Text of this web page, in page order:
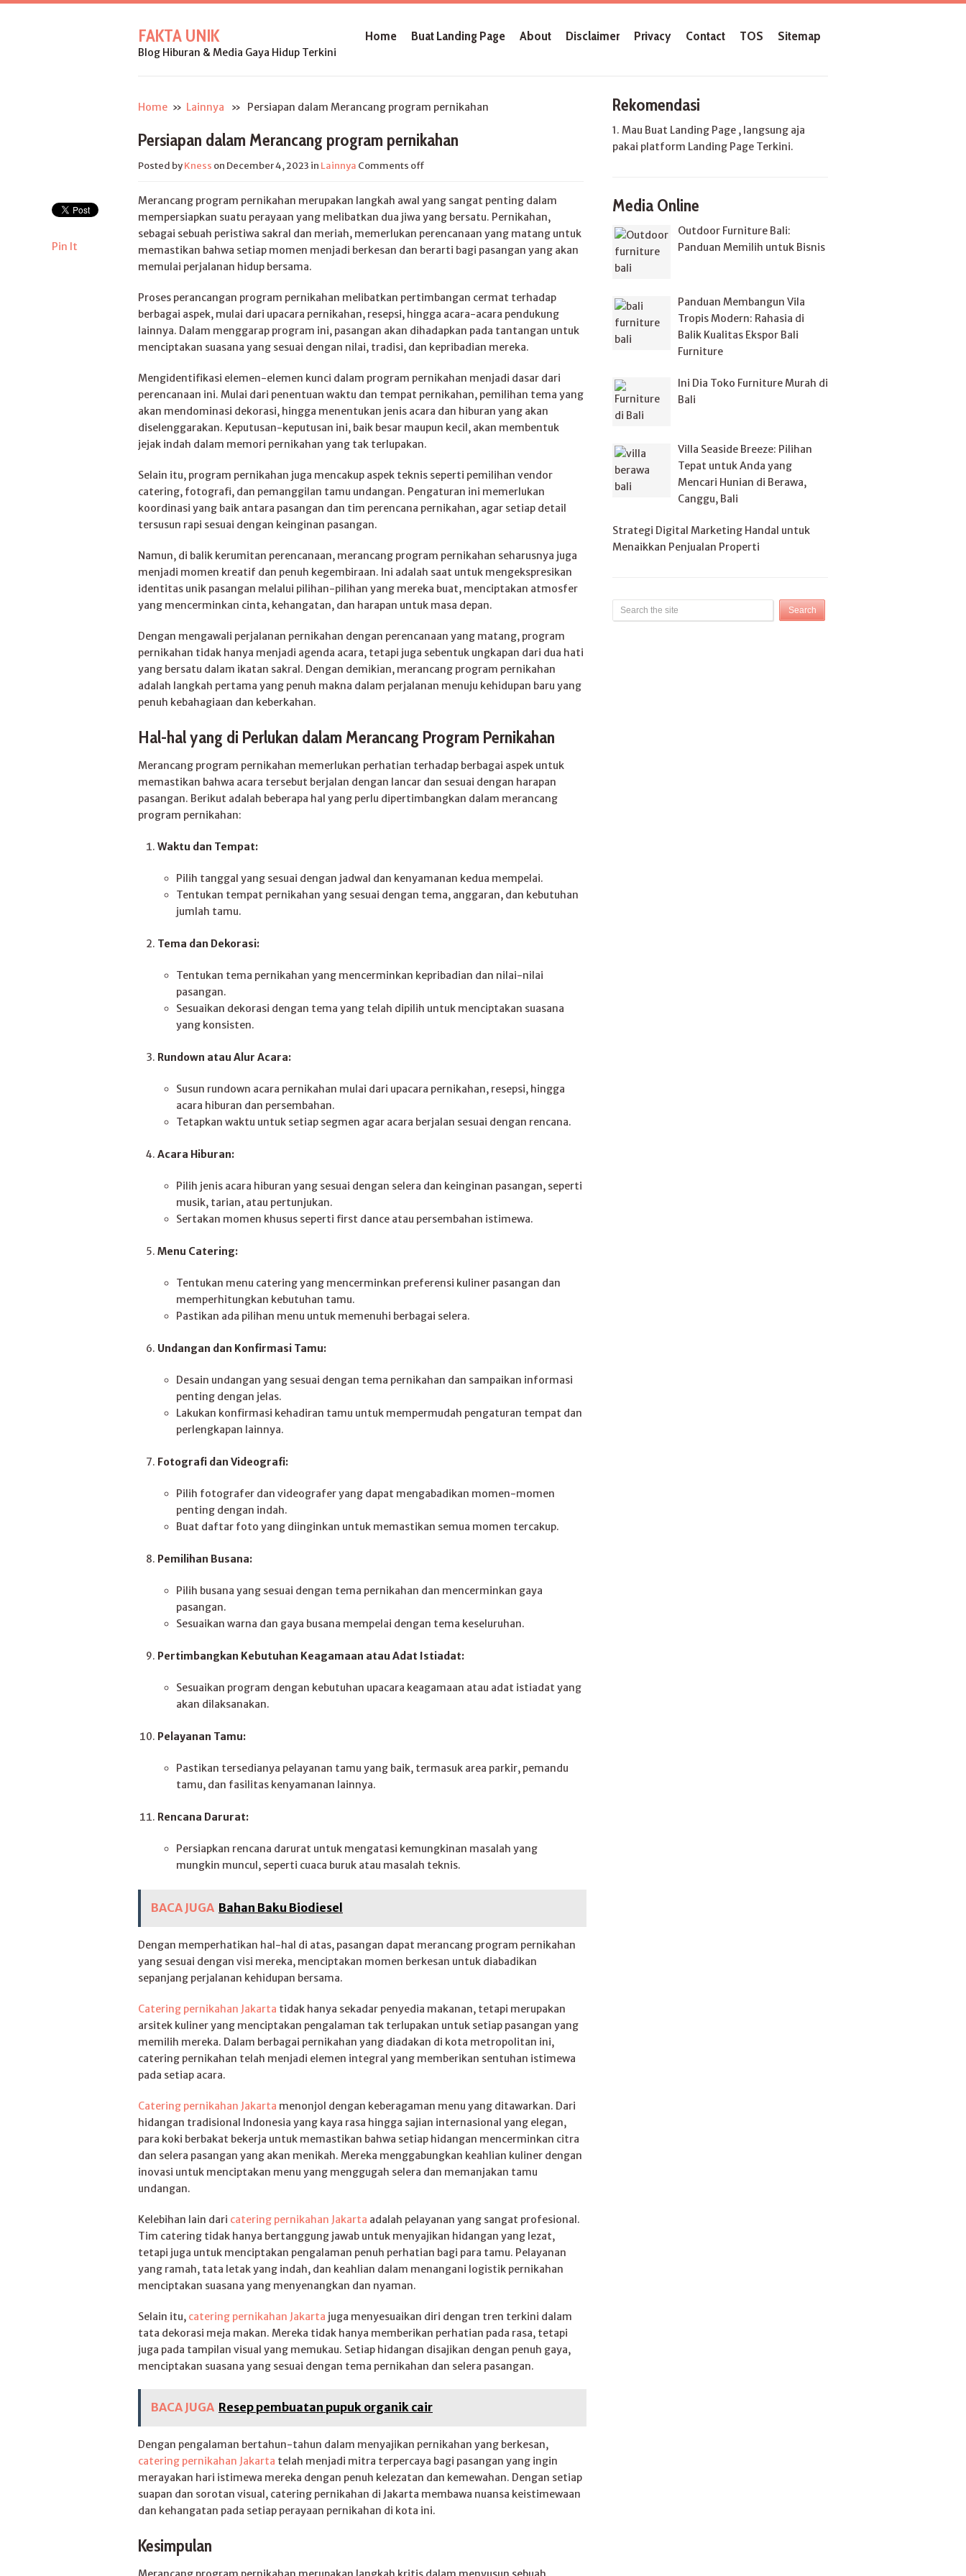
FAKTA UNIK
Blog Hiburan & Media Gaya Hidup Terkini
Home Buat Landing Page About Disclaimer Privacy Contact TOS Sitemap
Home » Lainnya » Persiapan dalam Merancang program pernikahan
Persiapan dalam Merancang program pernikahan
Posted byKness on December 4, 2023 in Lainnya Comments off
Pin It
Merancang program pernikahan merupakan langkah awal yang sangat penting dalam
mempersiapkan suatu perayaan yang melibatkan dua jiwa yang bersatu. Pernikahan,
sebagai sebuah peristiwa sakral dan meriah, memerlukan perencanaan yang matang untuk
memastikan bahwa setiap momen menjadi berkesan dan berarti bagi pasangan yang akan
memulai perjalanan hidup bersama.
Proses perancangan program pernikahan melibatkan pertimbangan cermat terhadap
berbagai aspek, mulai dari upacara pernikahan, resepsi, hingga acara-acara pendukung
lainnya. Dalam menggarap program ini, pasangan akan dihadapkan pada tantangan untuk
menciptakan suasana yang sesuai dengan nilai, tradisi, dan kepribadian mereka.
Mengidentifikasi elemen-elemen kunci dalam program pernikahan menjadi dasar dari
perencanaan ini. Mulai dari penentuan waktu dan tempat pernikahan, pemilihan tema yang
akan mendominasi dekorasi, hingga menentukan jenis acara dan hiburan yang akan
diselenggarakan. Keputusan-keputusan ini, baik besar maupun kecil, akan membentuk
jejak indah dalam memori pernikahan yang tak terlupakan.
Selain itu, program pernikahan juga mencakup aspek teknis seperti pemilihan vendor
catering, fotografi, dan pemanggilan tamu undangan. Pengaturan ini memerlukan
koordinasi yang baik antara pasangan dan tim perencana pernikahan, agar setiap detail
tersusun rapi sesuai dengan keinginan pasangan.
Namun, di balik kerumitan perencanaan, merancang program pernikahan seharusnya juga
menjadi momen kreatif dan penuh kegembiraan. Ini adalah saat untuk mengekspresikan
identitas unik pasangan melalui pilihan-pilihan yang mereka buat, menciptakan atmosfer
yang mencerminkan cinta, kehangatan, dan harapan untuk masa depan.
Dengan mengawali perjalanan pernikahan dengan perencanaan yang matang, program
pernikahan tidak hanya menjadi agenda acara, tetapi juga sebentuk ungkapan dari dua hati
yang bersatu dalam ikatan sakral. Dengan demikian, merancang program pernikahan
adalah langkah pertama yang penuh makna dalam perjalanan menuju kehidupan baru yang
penuh kebahagiaan dan keberkahan.
Hal-hal yang di Perlukan dalam Merancang Program Pernikahan
Merancang program pernikahan memerlukan perhatian terhadap berbagai aspek untuk
memastikan bahwa acara tersebut berjalan dengan lancar dan sesuai dengan harapan
pasangan. Berikut adalah beberapa hal yang perlu dipertimbangkan dalam merancang
program pernikahan:
Waktu dan Tempat:
Pilih tanggal yang sesuai dengan jadwal dan kenyamanan kedua mempelai.
Tentukan tempat pernikahan yang sesuai dengan tema, anggaran, dan kebutuhan
jumlah tamu.
Tema dan Dekorasi:
Tentukan tema pernikahan yang mencerminkan kepribadian dan nilai-nilai
pasangan.
Sesuaikan dekorasi dengan tema yang telah dipilih untuk menciptakan suasana
yang konsisten.
Rundown atau Alur Acara:
Susun rundown acara pernikahan mulai dari upacara pernikahan, resepsi, hingga
acara hiburan dan persembahan.
Tetapkan waktu untuk setiap segmen agar acara berjalan sesuai dengan rencana.
Acara Hiburan:
Pilih jenis acara hiburan yang sesuai dengan selera dan keinginan pasangan, seperti
musik, tarian, atau pertunjukan.
Sertakan momen khusus seperti first dance atau persembahan istimewa.
Menu Catering:
Tentukan menu catering yang mencerminkan preferensi kuliner pasangan dan
memperhitungkan kebutuhan tamu.
Pastikan ada pilihan menu untuk memenuhi berbagai selera.
Undangan dan Konfirmasi Tamu:
Desain undangan yang sesuai dengan tema pernikahan dan sampaikan informasi
penting dengan jelas.
Lakukan konfirmasi kehadiran tamu untuk mempermudah pengaturan tempat dan
perlengkapan lainnya.
Fotografi dan Videografi:
Pilih fotografer dan videografer yang dapat mengabadikan momen-momen
penting dengan indah.
Buat daftar foto yang diinginkan untuk memastikan semua momen tercakup.
Pemilihan Busana:
Pilih busana yang sesuai dengan tema pernikahan dan mencerminkan gaya
pasangan.
Sesuaikan warna dan gaya busana mempelai dengan tema keseluruhan.
Pertimbangkan Kebutuhan Keagamaan atau Adat Istiadat:
Sesuaikan program dengan kebutuhan upacara keagamaan atau adat istiadat yang
akan dilaksanakan.
Pelayanan Tamu:
Pastikan tersedianya pelayanan tamu yang baik, termasuk area parkir, pemandu
tamu, dan fasilitas kenyamanan lainnya.
Rencana Darurat:
Persiapkan rencana darurat untuk mengatasi kemungkinan masalah yang
mungkin muncul, seperti cuaca buruk atau masalah teknis.
BACA JUGA Bahan Baku Biodiesel
Dengan memperhatikan hal-hal di atas, pasangan dapat merancang program pernikahan
yang sesuai dengan visi mereka, menciptakan momen berkesan untuk diabadikan
sepanjang perjalanan kehidupan bersama.
Catering pernikahan Jakarta tidak hanya sekadar penyedia makanan, tetapi merupakan
arsitek kuliner yang menciptakan pengalaman tak terlupakan untuk setiap pasangan yang
memilih mereka. Dalam berbagai pernikahan yang diadakan di kota metropolitan ini,
catering pernikahan telah menjadi elemen integral yang memberikan sentuhan istimewa
pada setiap acara.
Catering pernikahan Jakarta menonjol dengan keberagaman menu yang ditawarkan. Dari
hidangan tradisional Indonesia yang kaya rasa hingga sajian internasional yang elegan,
para koki berbakat bekerja untuk memastikan bahwa setiap hidangan mencerminkan citra
dan selera pasangan yang akan menikah. Mereka menggabungkan keahlian kuliner dengan
inovasi untuk menciptakan menu yang menggugah selera dan memanjakan tamu
undangan.
Kelebihan lain dari catering pernikahan Jakarta adalah pelayanan yang sangat profesional.
Tim catering tidak hanya bertanggung jawab untuk menyajikan hidangan yang lezat,
tetapi juga untuk menciptakan pengalaman penuh perhatian bagi para tamu. Pelayanan
yang ramah, tata letak yang indah, dan keahlian dalam menangani logistik pernikahan
menciptakan suasana yang menyenangkan dan nyaman.
Selain itu, catering pernikahan Jakarta juga menyesuaikan diri dengan tren terkini dalam
tata dekorasi meja makan. Mereka tidak hanya memberikan perhatian pada rasa, tetapi
juga pada tampilan visual yang memukau. Setiap hidangan disajikan dengan penuh gaya,
menciptakan suasana yang sesuai dengan tema pernikahan dan selera pasangan.
BACA JUGA Resep pembuatan pupuk organik cair
Dengan pengalaman bertahun-tahun dalam menyajikan pernikahan yang berkesan,
catering pernikahan Jakarta telah menjadi mitra terpercaya bagi pasangan yang ingin
merayakan hari istimewa mereka dengan penuh kelezatan dan kemewahan. Dengan setiap
suapan dan sorotan visual, catering pernikahan di Jakarta membawa nuansa keistimewaan
dan kehangatan pada setiap perayaan pernikahan di kota ini.
Kesimpulan
Rekomendasi
1. Mau Buat Landing Page, langsung aja
pakai platform Landing Page Terkini.
Media Online
Outdoor Furniture Bali:
Panduan Memilih untuk Bisnis
Panduan Membangun Vila
Tropis Modern: Rahasia di
Balik Kualitas Ekspor Bali
Furniture
Ini Dia Toko Furniture Murah di
Bali
Villa Seaside Breeze: Pilihan
Tepat untuk Anda yang
Mencari Hunian di Berawa,
Canggu, Bali
Strategi Digital Marketing Handal untuk
Menaikkan Penjualan Properti